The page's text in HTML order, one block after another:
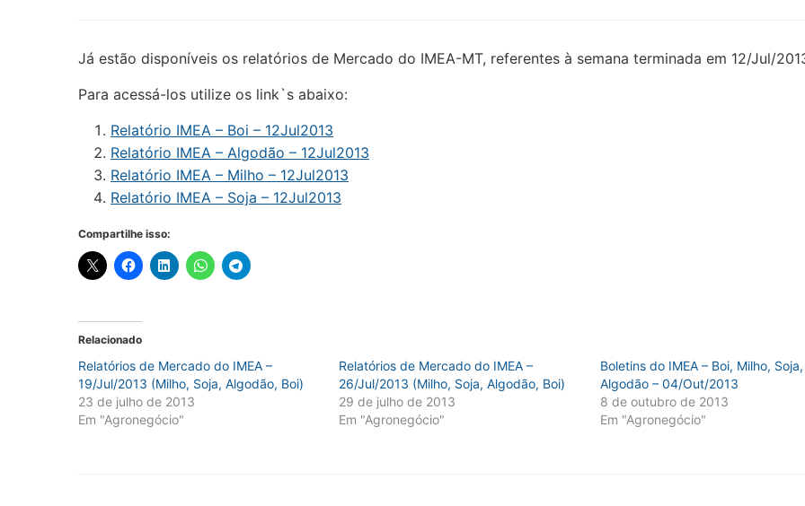
Já estão disponíveis os relatórios de Mercado do IMEA-MT, referentes à semana terminada em 12/Jul/
Para acessá-los utilize os link`s abaixo:
Relatório IMEA – Boi – 12Jul2013
Relatório IMEA – Algodão – 12Jul2013
Relatório IMEA – Milho – 12Jul2013
Relatório IMEA – Soja – 12Jul2013
Compartilhe isso:
Relacionado
Relatórios de Mercado do IMEA –
19/Jul/2013 (Milho, Soja, Algodão, Boi)
23 de julho de 2013
Em "Agronegócio"
Relatórios de Mercado do IMEA –
26/Jul/2013 (Milho, Soja, Algodão, Boi)
29 de julho de 2013
Em "Agronegócio"
Boletins do IMEA – Boi, Milho, Soja,
Algodão – 04/Out/2013
8 de outubro de 2013
Em "Agronegócio"